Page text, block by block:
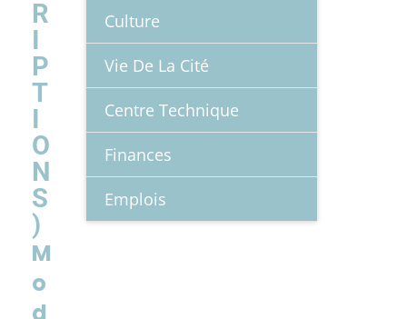
R
I
P
T
I
O
N
S
)
M
o
Culture
Vie De La Cité
Centre Technique
Finances
Emplois